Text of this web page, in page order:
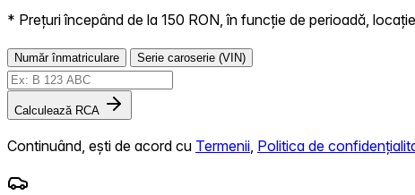
* Prețuri începând de la 150 RON, în funcție de perioadă,
Număr înmatriculare Serie caroserie (VIN)
Calculează RCA
Continuând, ești de acord cu Termenii Politica de